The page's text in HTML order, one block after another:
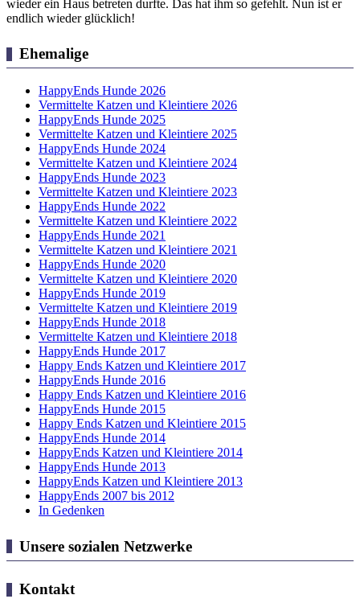
wieder ein Haus betreten durfte. Das hat ihm so gefehlt. Nun ist er
endlich wieder glücklich!
Ehemalige
HappyEnds Hunde 2026
Vermittelte Katzen und Kleintiere 2026
HappyEnds Hunde 2025
Vermittelte Katzen und Kleintiere 2025
HappyEnds Hunde 2024
Vermittelte Katzen und Kleintiere 2024
HappyEnds Hunde 2023
Vermittelte Katzen und Kleintiere 2023
HappyEnds Hunde 2022
Vermittelte Katzen und Kleintiere 2022
HappyEnds Hunde 2021
Vermittelte Katzen und Kleintiere 2021
HappyEnds Hunde 2020
Vermittelte Katzen und Kleintiere 2020
HappyEnds Hunde 2019
Vermittelte Katzen und Kleintiere 2019
HappyEnds Hunde 2018
Vermittelte Katzen und Kleintiere 2018
HappyEnds Hunde 2017
Happy Ends Katzen und Kleintiere 2017
HappyEnds Hunde 2016
Happy Ends Katzen und Kleintiere 2016
HappyEnds Hunde 2015
Happy Ends Katzen und Kleintiere 2015
HappyEnds Hunde 2014
HappyEnds Katzen und Kleintiere 2014
HappyEnds Hunde 2013
HappyEnds Katzen und Kleintiere 2013
HappyEnds 2007 bis 2012
In Gedenken
Unsere sozialen Netzwerke
Kontakt